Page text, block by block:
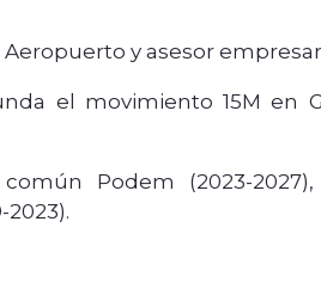
y asesor
el movimiento 15M en
Podem (2023-